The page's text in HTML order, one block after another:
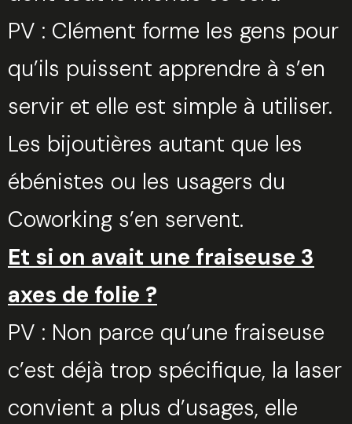
PV : Clément forme les gens pour
qu’ils puissent apprendre à s’en
servir et elle est simple à utiliser.
Les bijoutières autant que les
ébénistes ou les usagers du
Coworking s’en servent.
Et si on avait une fraiseuse 3
axes de folie ?
PV : Non parce qu’une fraiseuse
c’est déjà trop spécifique, la laser
convient a plus d’usages, elle